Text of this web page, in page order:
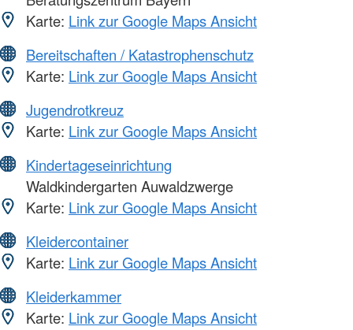
Karte: Link zur Google Maps Ansicht
Bereitschaften / Katastrophenschutz
Karte: Link zur Google Maps Ansicht
Jugendrotkreuz
Karte: Link zur Google Maps Ansicht
Kindertageseinrichtung
Waldkindergarten Auwaldzwerge
Karte: Link zur Google Maps Ansicht
Kleidercontainer
Karte: Link zur Google Maps Ansicht
Kleiderkammer
Karte: Link zur Google Maps Ansicht